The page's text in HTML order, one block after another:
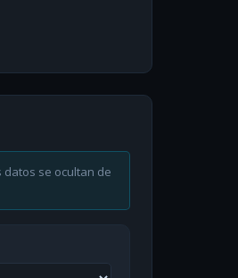
datos se ocultan de